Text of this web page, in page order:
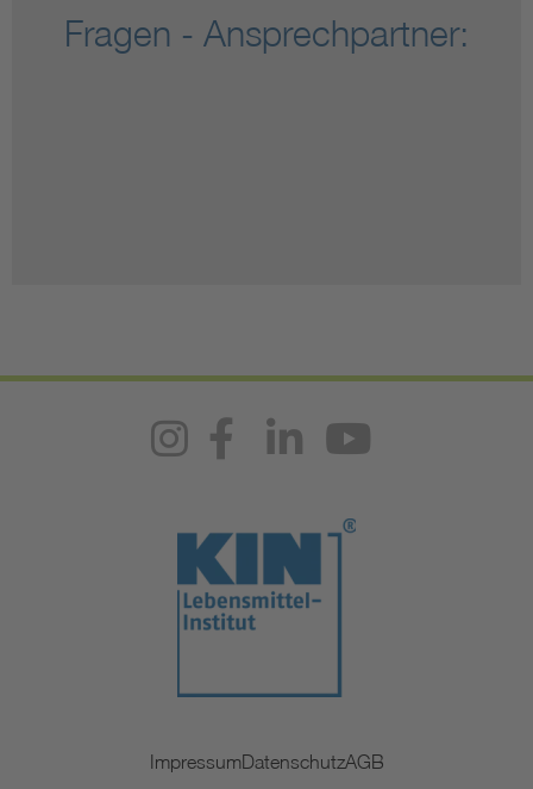
Fragen - Ansprechpartner:
ImpressumDatenschutzAGB